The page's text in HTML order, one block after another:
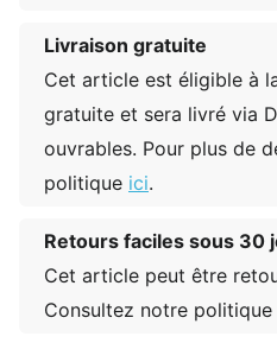
Livraison gratuite
Cet article est éligible à
gratuite et sera livré via
ouvrables. Pour plus de
politique ici.
Retours faciles sous 30
Cet article peut être
Consultez notre politique